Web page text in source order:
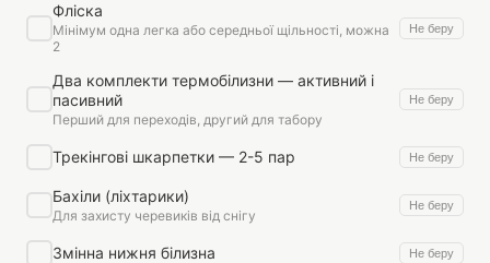
Фліска
Мінімум одна легка або середньої щільності, можна
2
Не беру
Два комплекти термобілизни — активний і
пасивний
Перший для переходів, другий для табору
Не беру
Трекінгові шкарпетки — 2-5 пар Не беру
Бахіли (ліхтарики)
Для захисту черевиків від снігу
Не беру
Змінна нижня білизна Не беру